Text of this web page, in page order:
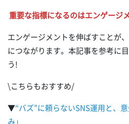
重要な指標になるのはエンゲージ
エンゲージメントを伸ばすことが
につながります。本記事を参考に
う!
\こちらもおすすめ/
▼“バズ”に頼らないSNS運用と、
み」